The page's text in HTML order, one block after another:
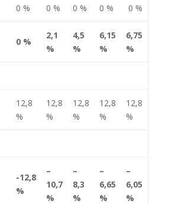
0 % 0 % 0 % 0 % 0 %
0 %
2,1
%
4,5
%
6,15
%
6,75
%
12,8
%
12,8
%
12,8
%
12,8
%
12,8
%
-12,8
%
–
10,7
%
–
8,3
%
–
6,65
%
–
6,05
%